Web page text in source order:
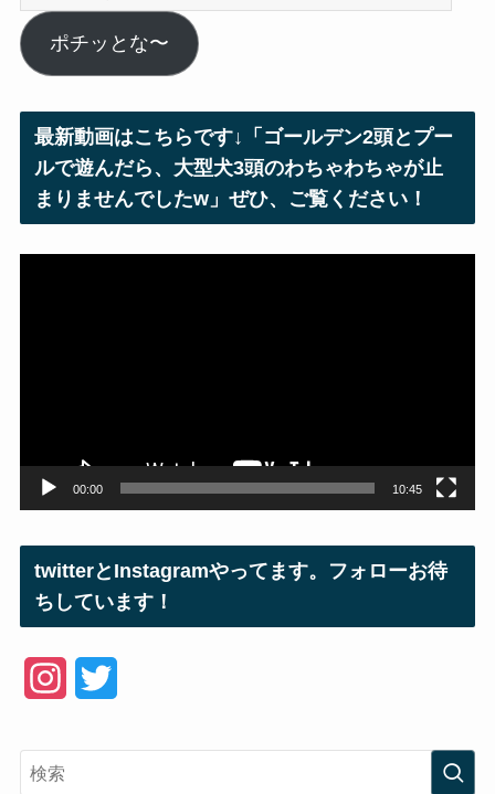
ー
ル
ア
ス
ポチッとな〜
最新動画はこちらです↓「ゴールデン2頭とプー
ルで遊んだら、大型犬3頭のわちゃわちゃが止
まりませんでしたw」ぜひ、ご覧ください！
00:00 10:45
twitterとInstagramやってます。フォローお待
ちしています！